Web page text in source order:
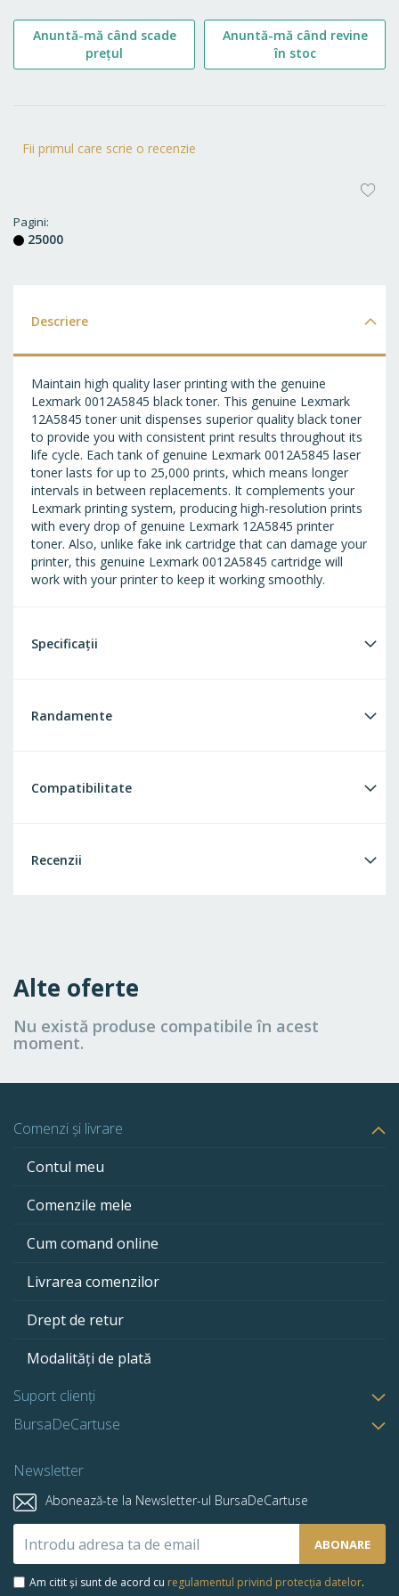
Fii primul care scrie o recenzie
Pagini
25000
Anuntă-mă când scade
prețul
Anuntă-mă când revine
în stoc
Descriere
Maintain high quality laser printing with the genuine
Lexmark 0012A5845 black toner. This genuine Lexmark
12A5845 toner unit dispenses superior quality black toner
to provide you with consistent print results throughout its
life cycle. Each tank of genuine Lexmark 0012A5845 laser
toner lasts for up to 25,000 prints, which means longer
intervals in between replacements. It complements your
Lexmark printing system, producing high-resolution prints
with every drop of genuine Lexmark 12A5845 printer
toner. Also, unlike fake ink cartridge that can damage your
printer, this genuine Lexmark 0012A5845 cartridge will
work with your printer to keep it working smoothly.
Specificații
Randamente
Compatibilitate
Recenzii
Alte oferte
Nu există produse compatibile în acest
moment.
Comenzi și livrare
Contul meu
Comenzile mele
Cum comand online
Livrarea comenzilor
Drept de retur
Modalități de plată
Suport clienți
BursaDeCartuse
Newsletter
Abonează-te la Newsletter-ul BursaDeCartuse
la
newsletter-
ABONARE
Am citit și sunt de acord cu regulamentul privind protecția datelor.